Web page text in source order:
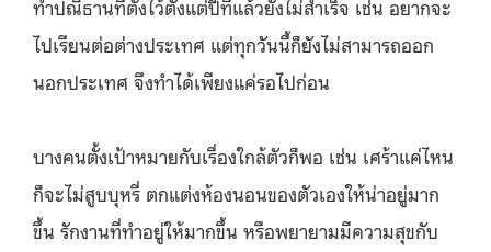
ทำปณิธานที่ตั้งไว้ตั้งแต่ปีที่แล้วยังไม่สำเร็จ เช่น อยากจะ
ไปเรียนต่อต่างประเทศ แต่ทุกวันนี้ก็ยังไม่สามารถออก
นอกประเทศ จึงทำได้เพียงแค่รอไปก่อน
บางคนตั้งเป้าหมายกับเรื่องใกล้ตัวก็พอ เช่น เศร้าแค่ไหน
ก็จะไม่สูบบุหรี่ ตกแต่งห้องนอนของตัวเองให้น่าอยู่มาก
ขึ้น รักงานที่ทำอยู่ให้มากขึ้น หรือพยายามมีความสุขกับ